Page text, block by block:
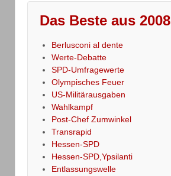
Das Beste aus 2008
Berlusconi al dente
Werte-Debatte
SPD-Umfragewerte
Olympisches Feuer
US-Militärausgaben
Wahlkampf
Post-Chef Zumwinkel
Transrapid
Hessen-SPD
Hessen-SPD,Ypsilanti
Entlassungswelle